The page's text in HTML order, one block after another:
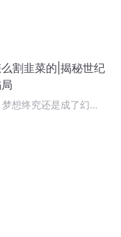
割韭菜的|揭秘世纪
想终究还是成了幻